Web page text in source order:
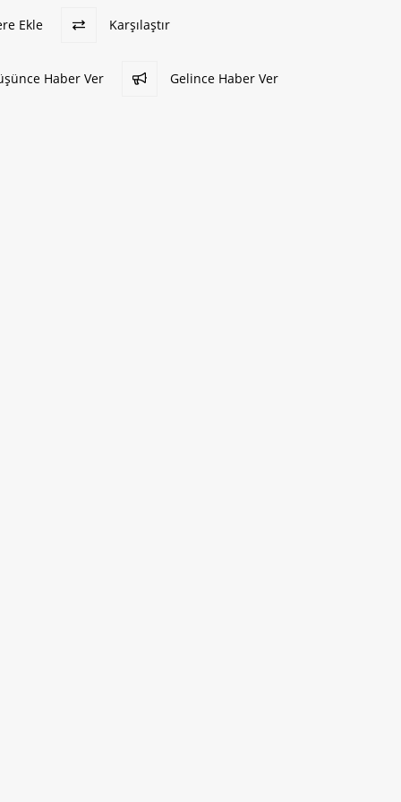
Ekle Karşılaştır
Haber Ver Gelince Haber Ver